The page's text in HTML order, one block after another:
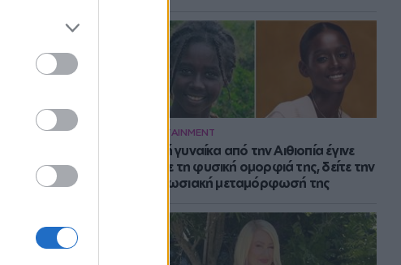
ENTERTAINMENT
Νεαρή γυναίκα από την Αιθιοπία έγινε
viral με τη φυσική ομορφιά της, δείτε την
εντυπωσιακή μεταμόρφωσή της